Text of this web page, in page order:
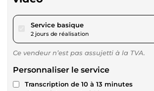
Service basiquepour 23,12 $US
2 jours de réalisation
Ce vendeur n’est pas assujetti à la TVA.
Personnaliser le service
Transcription de 10 à 13 minutes